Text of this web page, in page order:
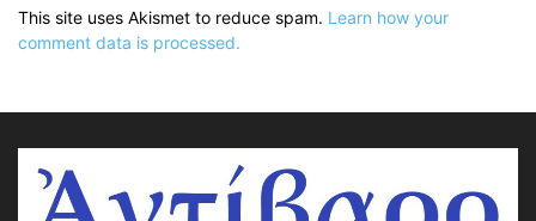
This site uses Akismet to reduce spam. Learn how your
comment data is processed.